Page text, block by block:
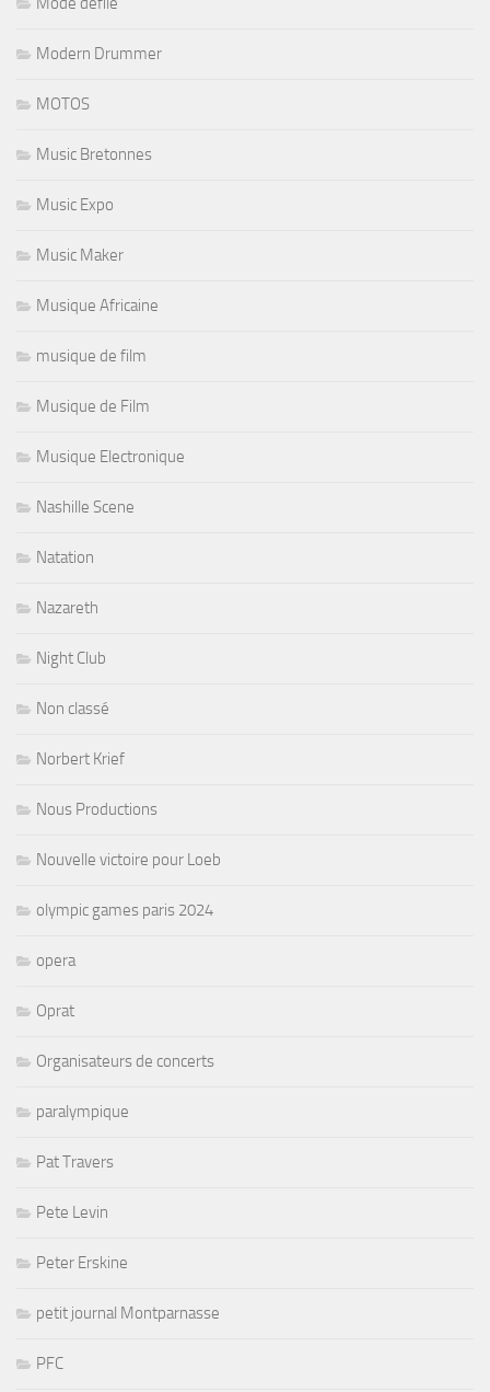
Modern Drummer
MOTOS
Music Bretonnes
Music Expo
Music Maker
Musique Africaine
musique de film
Musique de Film
Musique Electronique
Nashille Scene
Natation
Nazareth
Night Club
Non classé
Norbert Krief
Nous Productions
Nouvelle victoire pour Loeb
olympic games paris 2024
opera
Oprat
Organisateurs de concerts
paralympique
Pat Travers
Pete Levin
Peter Erskine
petit journal Montparnasse
PFC